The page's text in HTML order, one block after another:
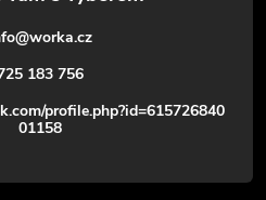
@worka.cz
183 756
profile.php?id=615726840
01158